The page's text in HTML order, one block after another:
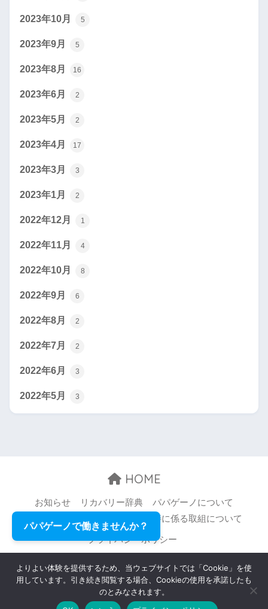
2023年10月 5
2023年9月 5
2023年8月 16
2023年6月 2
2023年5月 2
2023年4月 17
2023年3月 3
2023年1月 2
2022年12月 1
2022年11月 4
2022年10月 8
2022年9月 6
2022年8月 2
2022年7月 2
2022年6月 3
2022年5月 3
HOME
お知らせ リカバリー辞典
パパゲーノについて
職場環境等の改善に係る取組について
プライバシーポリシー
© 2026 Papageno,Inc. All rights reserved.
パパゲーノで働きませんか？
よりよい体験を提供するため、当ウェブサイトでは「Cookie」を使
用しています。引き続き閲覧する場合、Cookieの使用を承諾したも
のとみなされます。